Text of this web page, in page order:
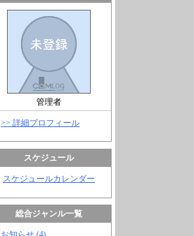
管理者
>> 詳細プロフィール
スケジュール
スケジュールカレンダー
総合ジャンル一覧